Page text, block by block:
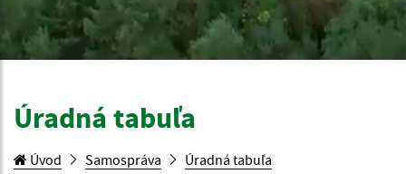
Úradná tabuľa
Úvod Samospráva Úradná tabuľa